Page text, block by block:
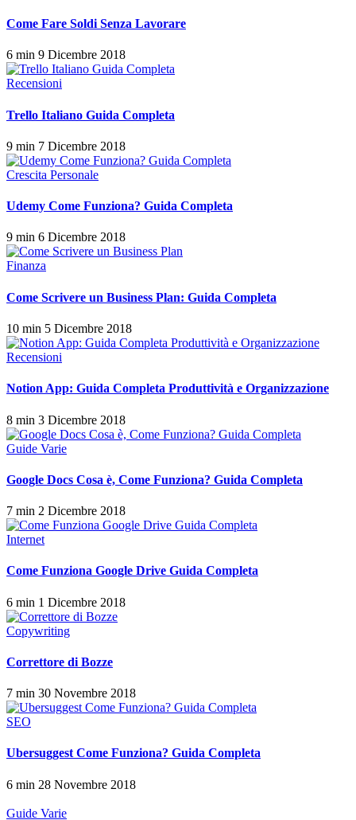
Come Fare Soldi Senza Lavorare
6 min 9 Dicembre 2018
Recensioni
Trello Italiano Guida Completa
9 min 7 Dicembre 2018
Crescita Personale
Udemy Come Funziona? Guida Completa
9 min 6 Dicembre 2018
Finanza
Come Scrivere un Business Plan: Guida Completa
10 min 5 Dicembre 2018
Recensioni
Notion App: Guida Completa Produttività e Organizzazione
8 min 3 Dicembre 2018
Guide Varie
Google Docs Cosa è, Come Funziona? Guida Completa
7 min 2 Dicembre 2018
Internet
Come Funziona Google Drive Guida Completa
6 min 1 Dicembre 2018
Copywriting
Correttore di Bozze
7 min 30 Novembre 2018
SEO
Ubersuggest Come Funziona? Guida Completa
6 min 28 Novembre 2018
Guide Varie